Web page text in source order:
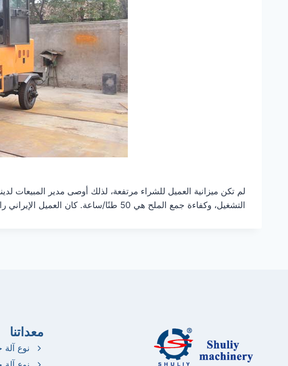
لم تكن ميزانية العميل للشراء مرتفعة، لذلك أوصى مدير المبيعات
التشغيل، وكفاءة جمع الملح هي 50 طنًا/ساعة. كان العميل الإيراني راضيًا جدًا عن اقتراحنا ودفع لنا وديعة قريبًا.
معداتنا
نوع آلة